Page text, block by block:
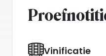
Vinificatie